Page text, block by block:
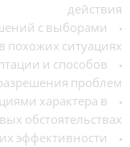
действия
с выборами
похожих ситуациях
и способов
проблем
характера в
обстоятельствах
эффективности